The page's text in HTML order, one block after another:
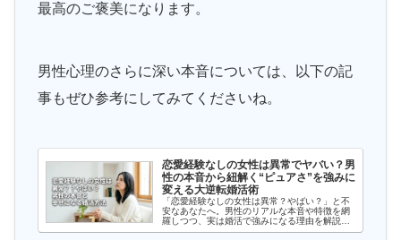
最高のご褒美になります。
男性心理のさらに深い本音については、以下の記
事もぜひ参考にしてみてくださいね。
恋愛経験なしの女性は異常でヤバい？男
性の本音から紐解く“ピュアさ”を強みに
変える大逆転婚活術
「恋愛経験なしの女性は異常？やばい？」と不
安なあなたへ。男性のリアルな本音や特徴を網
羅しつつ、実は婚活で強みになる理由を解説し
ます。奥手な初心者が「新しい自分へ」一歩踏